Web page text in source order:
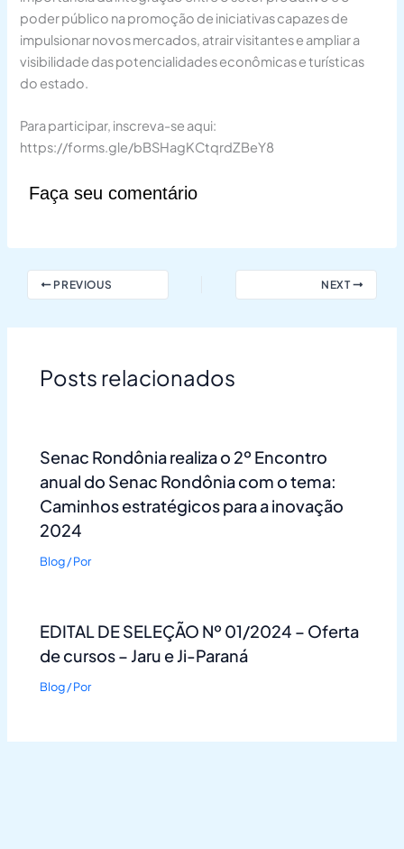
poder público na promoção de iniciativas capazes de
impulsionar novos mercados, atrair visitantes e ampliar a
visibilidade das potencialidades econômicas e turísticas
do estado.
Para participar, inscreva-se aqui:
https://forms.gle/bBSHagKCtqrdZBeY8
Faça seu comentário
PREVIOUS NEXT
Posts relacionados
Senac Rondônia realiza o 2º Encontro
anual do Senac Rondônia com o tema:
Caminhos estratégicos para a inovação
2024
Blog/ Por
EDITAL DE SELEÇÃO Nº 01/2024 – Oferta
de cursos – Jaru e Ji-Paraná
Blog/ Por